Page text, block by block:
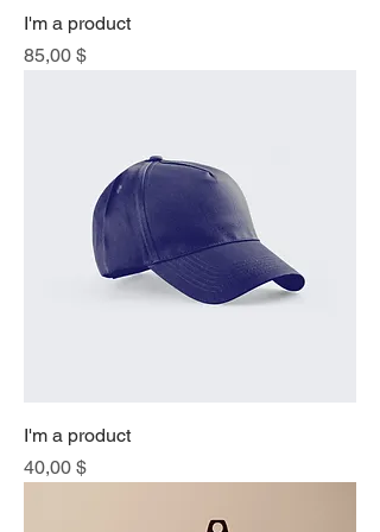
I'm a product
Price
85,00 $
I'm a product
Price
40,00 $